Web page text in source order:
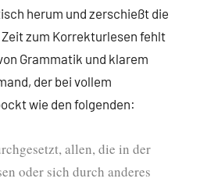
herum und zerschießt die
zum Korrekturlesen fehlt
Grammatik und klarem
der bei vollem
wie den folgenden:
allen, die in der
oder sich durch anderes